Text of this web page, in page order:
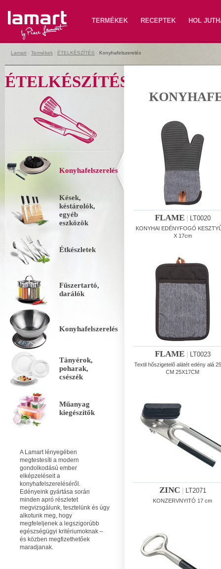
Lamart TERMÉKEK RECEPTEK HOL
Lamart Termékek ÉTELKÉSZÍTÉS Konyhafelszerelés
ÉTELKÉSZÍTÉS
Konyhafelszerelés
Kések,
késtárolók,
egyéb
eszközök
Étkészletek
Fűszertartó,
darálók
Konyhafelszerelés
Tányérok,
poharak,
csészék
Műanyag
kiegészítők
A Lamart lényegében
megtestesíti a modern
gondolkodású ember
elképzeléseit a
konyhafelszereléséről.
Edényeink gyártása során
minden apró részletet
megvizsgálunk, tesztelünk és úgy
alkotunk meg, hogy
megfeleljenek a legszigorúbb
egészségügyi kritériumoknak –
és közben megfizethetőek
maradjanak.
FLAME| LT0020
KONYHAI EDÉNYFOGÓ
X 17cm
FLAME| LT0023
Textil hőszigetelő alátét edény alá
CM 25X17CM
ZINC LT2071
KONZERVNYITÓ 17 cm